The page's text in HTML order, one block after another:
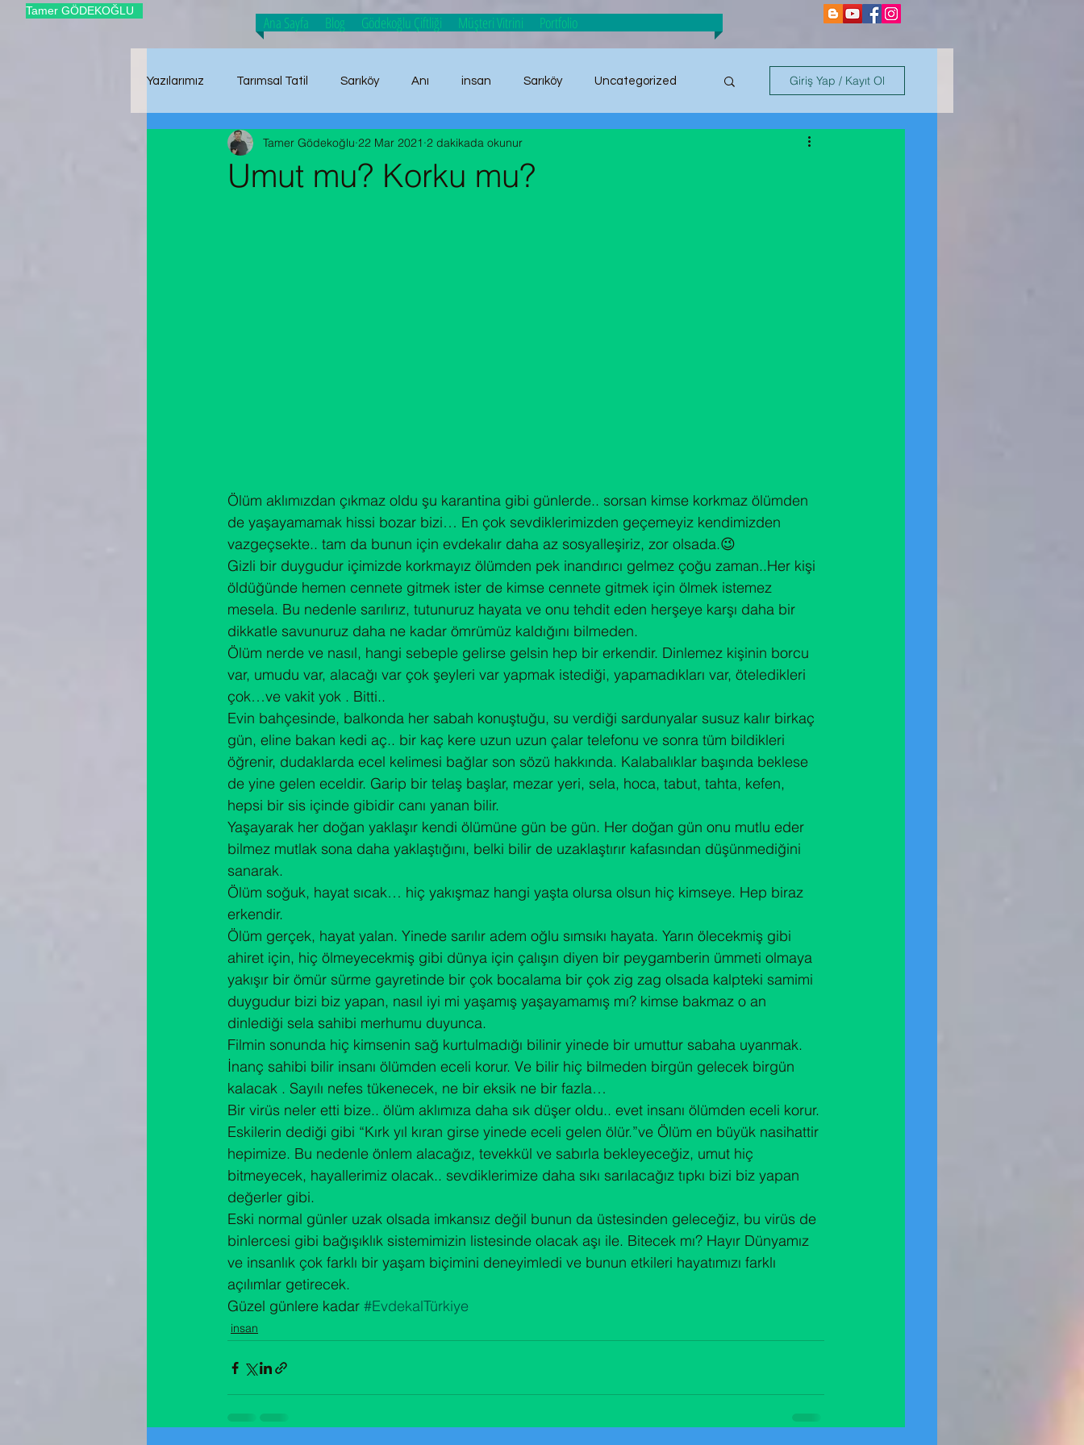
Tamer GÖDEKOĞLU
Ana Sayfa Blog Gödekoğlu Çiftliği Müşteri Vitrini Portfolio
Yazılarımız Tarımsal Tatil Sarıköy Anı insan Sarıköy Uncategorized
Tarımsal Üretim Hasat Zamanı
Giriş Yap / Kayıt Ol
Umut mu? Korku mu?
Tamer Gödekoğlu 22 Mar 2021 2 dakikada okunur
Ölüm aklımızdan çıkmaz oldu şu karantina gibi günlerde.. sorsan kimse korkmaz ölümden
de yaşayamamak hissi bozar bizi… En çok sevdiklerimizden geçemeyiz kendimizden
vazgeçsekte.. tam da bunun için evdekalır daha az sosyalleşiriz, zor olsada.😉
Gizli bir duygudur içimizde korkmayız ölümden pek inandırıcı gelmez çoğu zaman..Her kişi
öldüğünde hemen cennete gitmek ister de kimse cennete gitmek için ölmek istemez
mesela. Bu nedenle sarılırız, tutunuruz hayata ve onu tehdit eden herşeye karşı daha bir
dikkatle savunuruz daha ne kadar ömrümüz kaldığını bilmeden.
Ölüm nerde ve nasıl, hangi sebeple gelirse gelsin hep bir erkendir. Dinlemez kişinin borcu
var, umudu var, alacağı var çok şeyleri var yapmak istediği, yapamadıkları var, öteledikleri
çok…ve vakit yok . Bitti..
Evin bahçesinde, balkonda her sabah konuştuğu, su verdiği sardunyalar susuz kalır birkaç
gün, eline bakan kedi aç.. bir kaç kere uzun uzun çalar telefonu ve sonra tüm bildikleri
öğrenir, dudaklarda ecel kelimesi bağlar son sözü hakkında. Kalabalıklar başında beklese
de yine gelen eceldir. Garip bir telaş başlar, mezar yeri, sela, hoca, tabut, tahta, kefen,
hepsi bir sis içinde gibidir canı yanan bilir.
Yaşayarak her doğan yaklaşır kendi ölümüne gün be gün. Her doğan gün onu mutlu eder
bilmez mutlak sona daha yaklaştığını, belki bilir de uzaklaştırır kafasından düşünmediğini
sanarak.
Ölüm soğuk, hayat sıcak… hiç yakışmaz hangi yaşta olursa olsun hiç kimseye. Hep biraz
erkendir.
Ölüm gerçek, hayat yalan. Yinede sarılır adem oğlu sımsıkı hayata. Yarın ölecekmiş gibi
ahiret için, hiç ölmeyecekmiş gibi dünya için çalışın diyen bir peygamberin ümmeti olmaya
yakışır bir ömür sürme gayretinde bir çok bocalama bir çok zig zag olsada kalpteki samimi
duygudur bizi biz yapan, nasıl iyi mi yaşamış yaşayamamış mı? kimse bakmaz o an
dinlediği sela sahibi merhumu duyunca.
Filmin sonunda hiç kimsenin sağ kurtulmadığı bilinir yinede bir umuttur sabaha uyanmak.
İnanç sahibi bilir insanı ölümden eceli korur. Ve bilir hiç bilmeden birgün gelecek birgün
kalacak . Sayılı nefes tükenecek, ne bir eksik ne bir fazla…
Bir virüs neler etti bize.. ölüm aklımıza daha sık düşer oldu.. evet insanı ölümden eceli korur.
Eskilerin dediği gibi “Kırk yıl kıran girse yinede eceli gelen ölür.”ve Ölüm en büyük nasihattir
hepimize. Bu nedenle önlem alacağız, tevekkül ve sabırla bekleyeceğiz, umut hiç
bitmeyecek, hayallerimiz olacak.. sevdiklerimize daha sıkı sarılacağız tıpkı bizi biz yapan
değerler gibi.
Eski normal günler uzak olsada imkansız değil bunun da üstesinden geleceğiz, bu virüs de
binlercesi gibi bağışıklık sistemimizin listesinde olacak aşı ile. Bitecek mı? Hayır Dünyamız
ve insanlık çok farklı bir yaşam biçimini deneyimledi ve bunun etkileri hayatımızı farklı
açılımlar getirecek.
Güzel günlere kadar #EvdekalTürkiye
insan